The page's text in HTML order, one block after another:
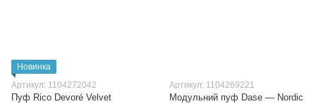
Новинка
Артикул: 1104272042
Пуф Rico Devoré Velvet
Артикул: 1104269221
Модульний пуф Dase — Nordic